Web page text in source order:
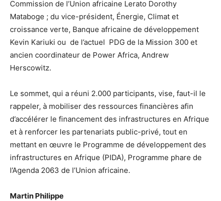
Commission de l’Union africaine Lerato Dorothy
Mataboge ; du vice-président, Énergie, Climat et
croissance verte, Banque africaine de développement
Kevin Kariuki ou de l’actuel PDG de la Mission 300 et
ancien coordinateur de Power Africa, Andrew
Herscowitz.
Le sommet, qui a réuni 2.000 participants, vise, faut-il le
rappeler, à mobiliser des ressources financières afin
d’accélérer le financement des infrastructures en Afrique
et à renforcer les partenariats public-privé, tout en
mettant en œuvre le Programme de développement des
infrastructures en Afrique (PIDA), Programme phare de
l’Agenda 2063 de l’Union africaine.
Martin Philippe